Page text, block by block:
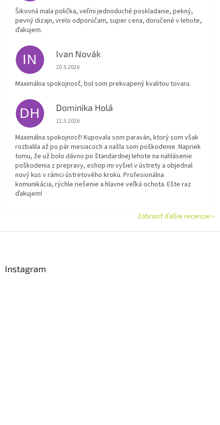
Šikovná mala polička, veľmi jednoduché poskladanie, pekný,
pevný dizajn, vrelo odporúčam, super cena, doručené v lehote,
ďakujem.
IN Ivan Novák
Hodnotenie obchodu je 5 z 5 hviezdičiek.
20.5.2026
Maximálna spokojnosť, bol som prekvapený kvalitou tovaru.
DH Dominika Holá
Hodnotenie obchodu je 5 z 5 hviezdičiek.
12.3.2026
Maximálna spokojnosť! Kupovala som paraván, ktorý som však
rozbalila až po pár mesiacoch a našla som poškodenie. Napriek
tomu, že už bolo dávno po štandardnej lehote na nahlásenie
poškodenia z prepravy, eshop mi vyšiel v ústrety a objednal
nový kus v rámci ústretového kroku. Profesionálna
komunikácia, rýchle riešenie a hlavne veľká ochota. Ešte raz
ďakujem!
Zobraziť ďalšie recenzie
Instagram